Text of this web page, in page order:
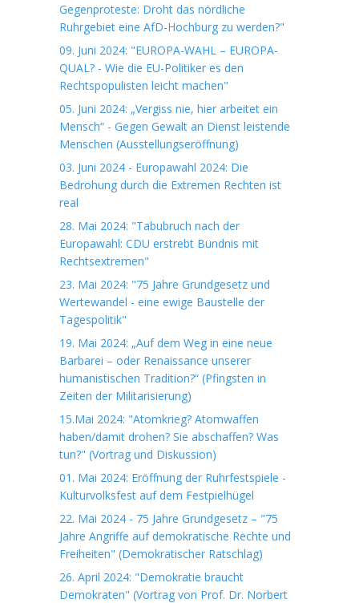
Gegenproteste: Droht das nördliche
Ruhrgebiet eine AfD-Hochburg zu werden?"
09. Juni 2024: "EUROPA-WAHL – EUROPA-
QUAL? - Wie die EU-Politiker es den
Rechtspopulisten leicht machen"
05. Juni 2024: „Vergiss nie, hier arbeitet ein
Mensch“ - Gegen Gewalt an Dienst leistende
Menschen (Ausstellungseröffnung)
03. Juni 2024 - Europawahl 2024: Die
Bedrohung durch die Extremen Rechten ist
real
28. Mai 2024: "Tabubruch nach der
Europawahl: CDU erstrebt Bündnis mit
Rechtsextremen"
23. Mai 2024: "75 Jahre Grundgesetz und
Wertewandel - eine ewige Baustelle der
Tagespolitik"
19. Mai 2024: „Auf dem Weg in eine neue
Barbarei – oder Renaissance unserer
humanistischen Tradition?“ (Pfingsten in
Zeiten der Militarisierung)
15.Mai 2024: "Atomkrieg? Atomwaffen
haben/damit drohen? Sie abschaffen? Was
tun?" (Vortrag und Diskussion)
01. Mai 2024: Eröffnung der Ruhrfestspiele -
Kulturvolksfest auf dem Festpielhügel
22. Mai 2024 - 75 Jahre Grundgesetz – "75
Jahre Angriffe auf demokratische Rechte und
Freiheiten" (Demokratischer Ratschlag)
26. April 2024: "Demokratie braucht
Demokraten" (Vortrag von Prof. Dr. Norbert